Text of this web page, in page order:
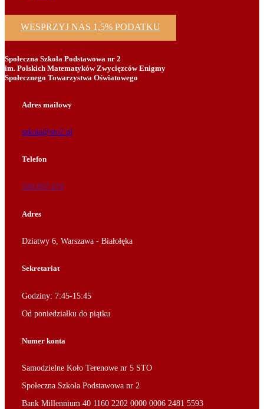
WESPRZYJ NAS 1,5% PODATKU
Społeczna Szkoła Podstawowa nr 2
im. Polskich Matematyków Zwycięzców Enigmy
Społecznego Towarzystwa Oświatowego
Adres mailowy
szkola@sto2.pl
Telefon
500 897 679
Adres
Dziatwy 6, Warszawa - Białołęka
Sekretariat
Godziny: 7:45-15:45
Od poniedziałku do piątku
Numer konta
Samodzielne Koło Terenowe nr 5 STO
Społeczna Szkoła Podstawowa nr 2
Bank Millennium 40 1160 2202 0000 0006 2481 5593